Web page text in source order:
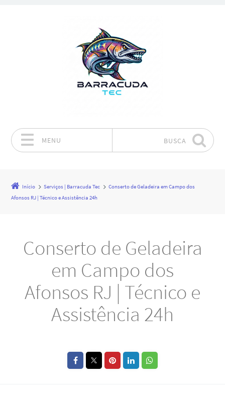
MENU BUSCA
Início Serviços | Barracuda Tec
Conserto de Geladeira em Campo dos
Afonsos RJ | Técnico e Assistência 24h
Conserto de Geladeira
em Campo dos
Afonsos RJ | Técnico e
Assistência 24h